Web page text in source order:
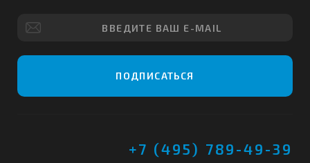
ПОДПИСАТЬСЯ
+7 (495) 789-49-39